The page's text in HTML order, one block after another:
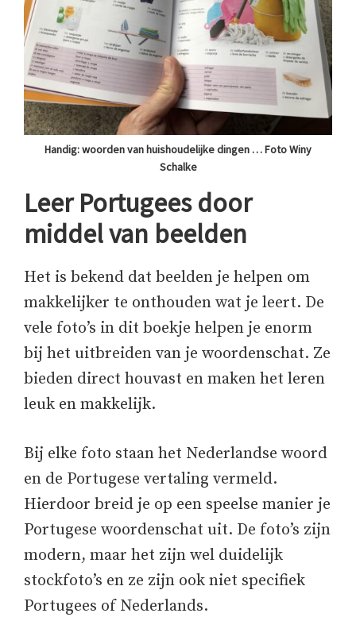
Handig: woorden van huishoudelijke dingen … Foto Winy
Schalke
Leer Portugees door
middel van beelden
Het is bekend dat beelden je helpen om
makkelijker te onthouden wat je leert. De
vele foto’s in dit boekje helpen je enorm
bij het uitbreiden van je woordenschat. Ze
bieden direct houvast en maken het leren
leuk en makkelijk.
Bij elke foto staan het Nederlandse woord
en de Portugese vertaling vermeld.
Hierdoor breid je op een speelse manier je
Portugese woordenschat uit. De foto’s zijn
modern, maar het zijn wel duidelijk
stockfoto’s en ze zijn ook niet specifiek
Portugees of Nederlands.